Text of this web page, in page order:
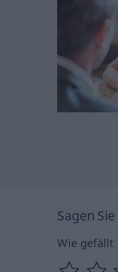
Sagen
Wie gefällt